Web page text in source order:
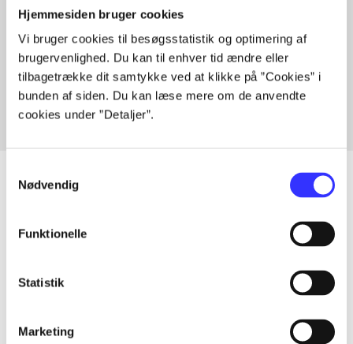
Hjemmesiden bruger cookies
Vi bruger cookies til besøgsstatistik og optimering af
brugervenlighed. Du kan til enhver tid ændre eller
tilbagetrække dit samtykke ved at klikke på ”Cookies” i
bunden af siden. Du kan læse mere om de anvendte
cookies under ”Detaljer”.
Nødvendig
Funktionelle
Statistik
Marketing
Artikler med samme emner
Fra
Artikler